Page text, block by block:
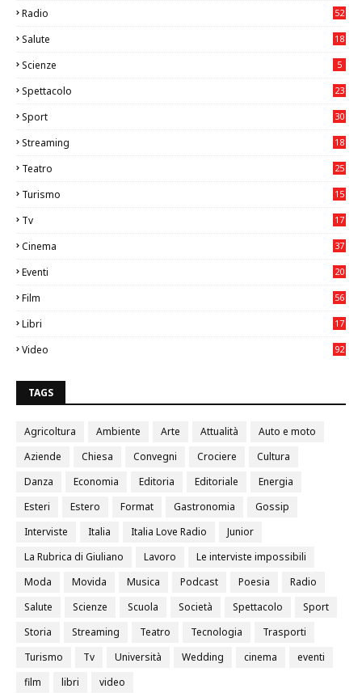
Radio 52
Salute
18
Scienze 5
Spettacolo 23
Sport
30
Streaming 18
Teatro
25
Turismo
15
Tv
17
Cinema
37
Eventi
20
Film
56
Libri
17
Video
92
TAGS
Agricoltura Ambiente Arte Attualità
Auto e moto
Aziende
Chiesa Convegni Crociere
Cultura
Danza
Economia Editoria Editoriale
Energia
Esteri
Estero Format Gastronomia
Gossip
Interviste
Italia Italia Love Radio
Junior
La Rubrica di Giuliano
Lavoro
Le interviste impossibili
Moda
Movida Musica Podcast Poesia
Radio
Salute
Scienze Scuola Società Spettacolo
Sport
Storia
Streaming Teatro Tecnologia
Trasporti
Turismo
Tv Università Wedding cinema
eventi
film
libri video